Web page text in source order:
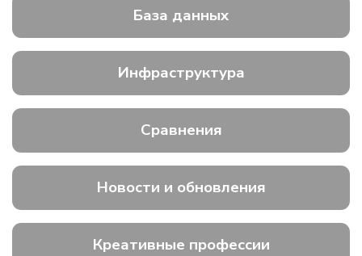
База данных
Инфраструктура
Сравнения
Новости и обновления
Креативные профессии